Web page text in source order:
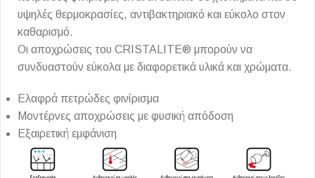
υψηλές θερμοκρασίες, αντιβακτηριακό και εύκολο στον
καθαρισμό.
Οι αποχρώσεις του CRISTALITE® μπορούν να
συνδυαστούν εύκολα με διαφορετικά υλικά και χρώματα.
Ελαφρά πετρώδες φινίρισμα
Μοντέρνες αποχρώσεις με φυσική απόδοση
Εξαιρετική εμφάνιση